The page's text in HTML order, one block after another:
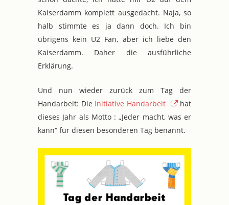
Kaiserdamm komplett ausgedacht. Naja, so
halb stimmte es ja dann doch. Ich bin
übrigens kein U2 Fan, aber ich liebe den
Kaiserdamm. Daher die ausführliche
Erklärung.
Und nun wieder zurück zum Tag der
Handarbeit: Die Initiative Handarbeit
hat
dieses Jahr als Motto : „Jeder macht, was er
kann“ für diesen besonderen Tag benannt.